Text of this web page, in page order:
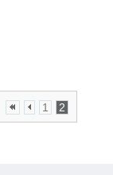
1 2